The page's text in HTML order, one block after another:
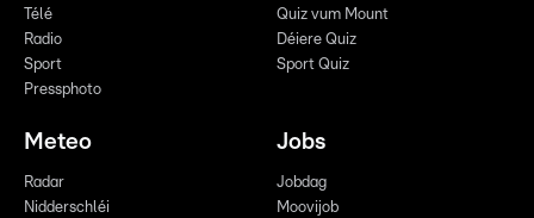
Télé
Radio
Sport
Pressphoto
Quiz vum Mount
Déiere Quiz
Sport Quiz
Meteo
Radar
Nidderschléi
Jobs
Jobdag
Moovijob